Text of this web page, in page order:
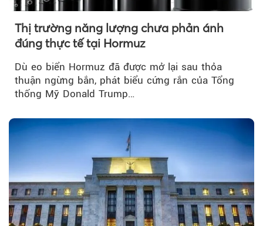
Thị trường năng lượng chưa phản ánh
đúng thực tế tại Hormuz
Dù eo biển Hormuz đã được mở lại sau thỏa
thuận ngừng bắn, phát biểu cứng rắn của Tổng
thống Mỹ Donald Trump…